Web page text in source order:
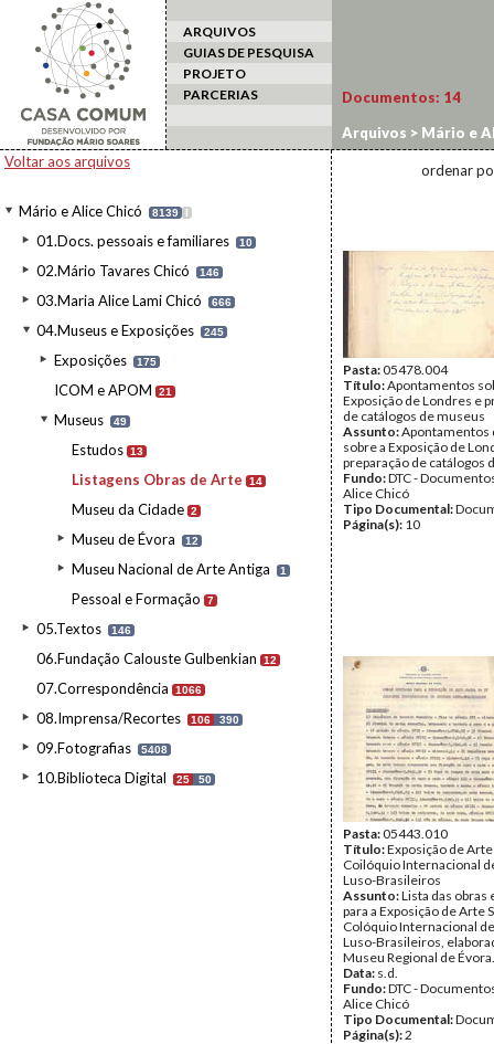
ARQUIVOS
GUIAS DE PESQUISA
PROJETO
PARCERIAS
Voltar aos arquivos
Mário e Alice Chicó 8139 I
01.Docs. pessoais e familiares 10
02.Mário Tavares Chicó 146
03.Maria Alice Lami Chicó 666
04.Museus e Exposições 245
Exposições 175
ICOM e APOM 21
Museus 49
Estudos 13
Listagens Obras de Arte 14
Museu da Cidade 2
Museu de Évora 12
Museu Nacional de Arte Antiga 1
Pessoal e Formação 7
05.Textos 146
06.Fundação Calouste Gulbenkian 12
07.Correspondência 1066
08.Imprensa/Recortes 106 390
09.Fotografias 5408
10.Biblioteca Digital 25 50
Documentos: 14
Arquivos > Mário e
ordenar
Pasta:05478.004
Título:Apontamentos
Exposição de Londres e
de catálogos de museus
Assunto:Apontamentos
sobre a Exposição de
preparação de catálogos
Fundo:DTC -
Alice Chicó
Tipo Documental:
Página(s): 10
Pasta:05443.010
Título:Exposição de Arte
Coilóquio Internacional
Luso-Brasileiros
Assunto:Lista das obras
para a Exposição de Arte
Colóquio Internacional
Luso-Brasileiros,
Museu Regional de Évora.
Data: s.d.
Fundo:DTC -
Alice Chicó
Tipo Documental:
Página(s):2